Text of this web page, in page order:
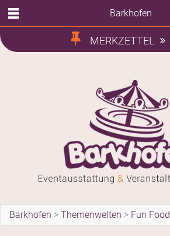
Barkhofen
MERKZETTEL
Barkhofen > Themenwelten > Fun Food